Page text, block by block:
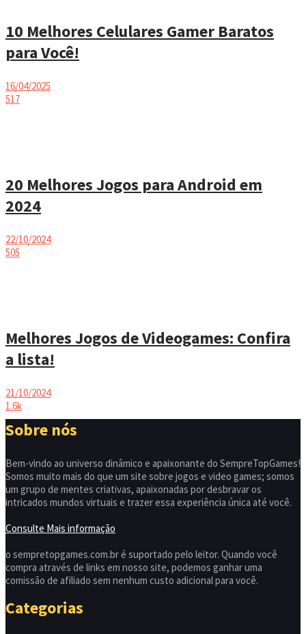
10 Melhores Celulares Gamer Baratos
para Você!
16/04/2025
517
20 Melhores Jogos para Android em
2024
22/10/2024
505
Melhores Jogos de Videogames: Confira
a lista!
21/10/2024
1.6k
Sobre nós
Bem-vindo ao universo dinâmico e apaixonante do SempreTopGames!
Somos muito mais do que um site sobre jogos e video games; somos
um grupo de mentes criativas, apaixonadas por desbravar os
intricados mundos virtuais e trazer essa experiência única até você.
Consulte Mais informação
o sempretopgames.com.br é suportado pelo leitor. Quando você
compra através de links em nosso site, podemos ganhar uma
comissão de afiliado sem nenhum custo adicional para você.
Categorias